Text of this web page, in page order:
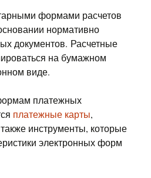
формами расчетов
нормативно
документов. Расчетные
на бумажном
виде.
платежных
платежные карты,
инструменты, которые
электронных форм